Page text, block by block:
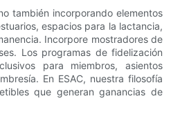
también incorporando elementos
espacios para la lactancia,
Incorpore mostradores de
Los programas de fidelización
para miembros, asientos
En ESAC, nuestra filosofía
que generan ganancias de